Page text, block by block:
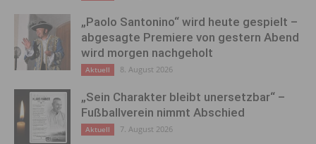
„Paolo Santonino“ wird heute gespielt –
abgesagte Premiere von gestern Abend
wird morgen nachgeholt
Aktuell 8. August 2026
„Sein Charakter bleibt unersetzbar“ –
Fußballverein nimmt Abschied
Aktuell 7. August 2026